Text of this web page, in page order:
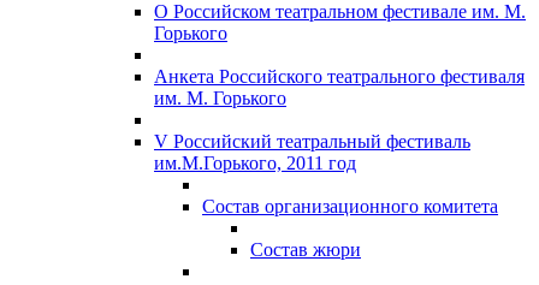
О Российском театральном фестивале им. М.
Горького
Анкета Российского театрального фестиваля
им. М. Горького
V Российский театральный фестиваль
им.М.Горького, 2011 год
Состав организационного комитета
Состав жюри